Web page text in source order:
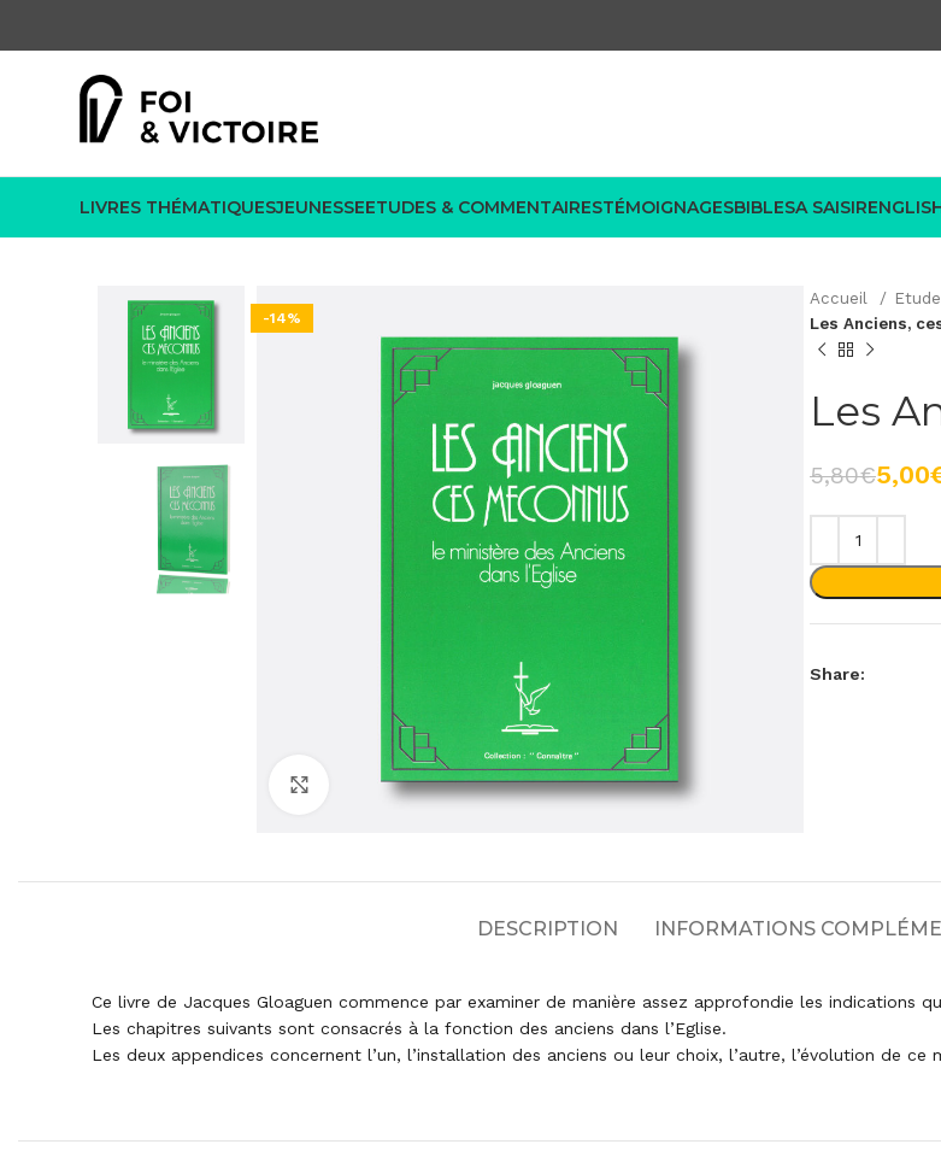
LIVRES THÉMATIQUESJEUNESSEETUDES & COMMENTAIRESTÉMOIGNAGESBIBLESA SAISIR
-14%
Agrandir
Accueil
Les Anciens,
Les
5,80€5,00
Share:
DESCRIPTION INFORMATIONS
Ce livre de Jacques Gloaguen commence par examiner de manière assez approfondie les indications
Les chapitres suivants sont consacrés à la fonction des anciens dans l’Eglise.
Les deux appendices concernent l’un, l’installation des anciens ou leur choix, l’autre, l’évolution de ce